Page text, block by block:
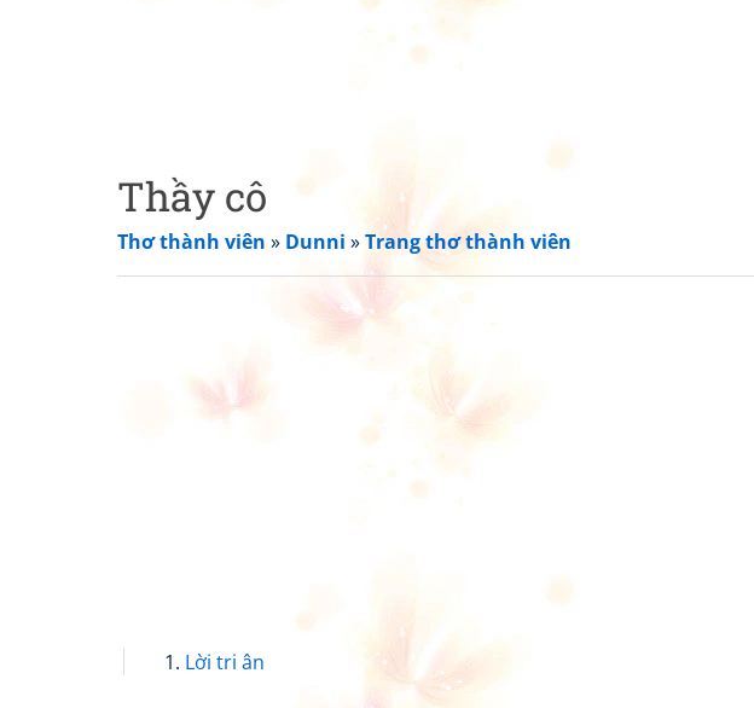
Thầy cô
Thơ thành viên » Dunni »Trang thơ thành viên
Lời tri ân